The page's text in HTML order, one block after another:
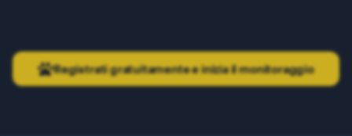
Registrati gratuitamente e inizia il monitoraggio